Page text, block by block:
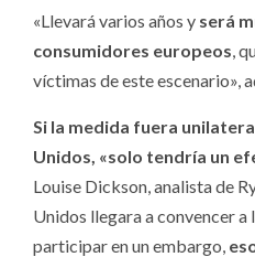
«Llevará varios años y será
consumidores europeos ,
víctimas de este escenario»,
Si la medida fuera
Unidos, «solo tendría un
Louise Dickson, analista de
Unidos llegara a convencer a
participar en un embargo,